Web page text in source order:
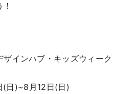
インハブ・キッズウィーク
日)~8月12日(日)